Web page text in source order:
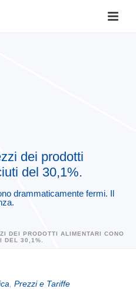
dei prodotti
del 30,1%.
drammaticamente fermi. Il
DEI PRODOTTI ALIMENTARI CONO
DEL 30,1%.
Prezzi e Tariffe